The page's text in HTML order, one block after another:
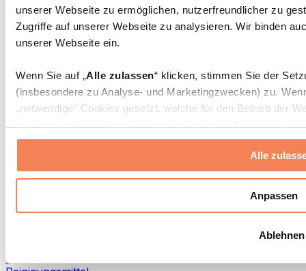
unserer Webseite zu ermöglichen, nutzerfreundlicher zu
Zugriffe auf unserer Webseite zu analysieren. Wir binden
unserer Webseite ein.
Wenn Sie auf „Alle zulassen“ klicken, stimmen Sie der
(insbesondere zu Analyse- und Marketingzwecken) zu.
„notwendige“ Cookies gesetzt, welche für den Betrieb der
individuelle Auswahl treffen, indem Sie unter „Anpassen“
erlauben“ klicken.
Weitere Informationen über die Verarbeitung Ihrer Daten
Datenschutzerklärung
Alle
Anpassen
Ablehnen
Taschen & Rucksäcke
Essenstaschen und Meal-Prep-Zubehör
Sporttaschen
Zubehör nach Aktivität
Laufen
Kampfsport
Yoga & Pilates
Wandern
Rotlichttherapie
Waschmittel